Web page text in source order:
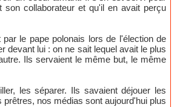
collaborateur et qu'il en avait perçu
le pape polonais lors de l'élection de
devant lui : on ne sait lequel avait le plus
Ils servaient le même but, le même
les séparer. Ils savaient déjouer les
nos médias sont aujourd'hui plus